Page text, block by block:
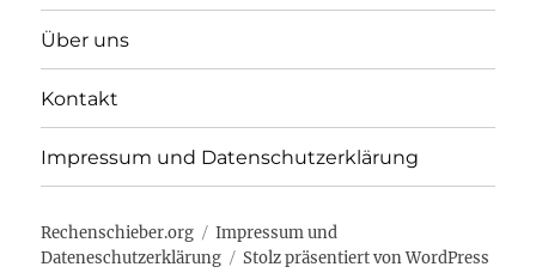
Über uns
Kontakt
Impressum und Datenschutzerklärung
Rechenschieber.org
Impressum und
Dateneschutzerklärung
Stolz präsentiert von WordPress